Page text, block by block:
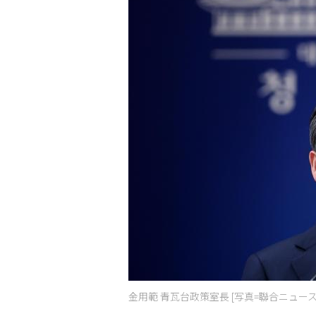
金用範 青瓦台政策室長 [写真=聯合ニュー